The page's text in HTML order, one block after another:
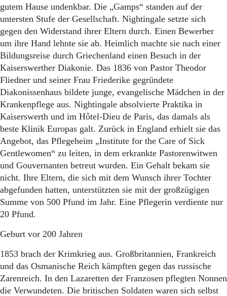
gutem Hause undenkbar. Die „Gamps“ standen auf der
untersten Stufe der Gesellschaft. Nightingale setzte sich
gegen den Widerstand ihrer Eltern durch. Einen Bewerber
um ihre Hand lehnte sie ab. Heimlich machte sie nach einer
Bildungsreise durch Griechenland einen Besuch in der
Kaiserswerther Diakonie. Das 1836 von Pastor Theodor
Fliedner und seiner Frau Friederike gegründete
Diakonissenhaus bildete junge, evangelische Mädchen in der
Krankenpflege aus. Nightingale absolvierte Praktika in
Kaiserswerth und im Hôtel-Dieu de Paris, das damals als
beste Klinik Europas galt. Zurück in England erhielt sie das
Angebot, das Pflegeheim „Institute for the Care of Sick
Gentlewomen“ zu leiten, in dem erkrankte Pastorenwitwen
und Gouvernanten betreut wurden. Ein Gehalt bekam sie
nicht. Ihre Eltern, die sich mit dem Wunsch ihrer Tochter
abgefunden hatten, unterstützten sie mit der großzügigen
Summe von 500 Pfund im Jahr. Eine Pflegerin verdiente nur
20 Pfund.
Geburt vor 200 Jahren
1853 brach der Krimkrieg aus. Großbritannien, Frankreich
und das Osmanische Reich kämpften gegen das russische
Zarenreich. In den Lazaretten der Franzosen pflegten Nonnen
die Verwundeten. Die britischen Soldaten waren sich selbst